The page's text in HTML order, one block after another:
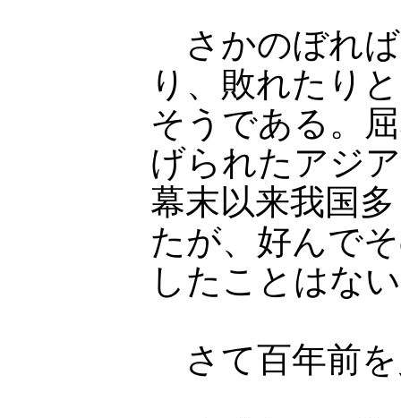
さかのぼれば
り、敗れたり
そうである。
げられたアジ
幕末以来我国
たが、好んで
したことはな
さて百年前